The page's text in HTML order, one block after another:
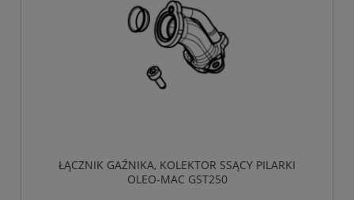
ŁĄCZNIK GAŹNIKA, KOLEKTOR SSĄCY PILARKI
OLEO-MAC GST250